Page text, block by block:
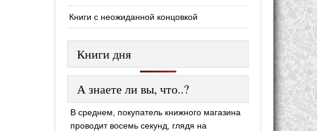
Книги с неожиданной концовкой
Книги дня
А знаете ли вы, что..?
В среднем, покупатель книжного магазина
проводит восемь секунд, глядя на